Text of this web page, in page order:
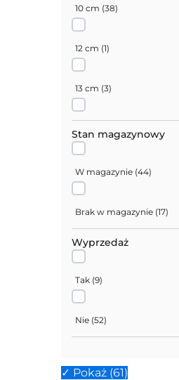
10 cm (38)
12 cm (1)
13 cm (3)
14 cm
20 cm (2)
Stan magazynowy
W magazynie (44)
Brak w magazynie (17)
Wyprzedaż
Tak (9)
Nie (52)
✓ Pokaż (61)